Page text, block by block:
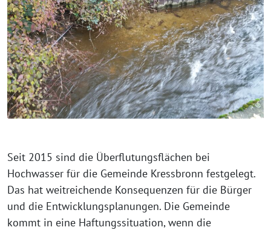
Seit 2015 sind die Überflutungsflächen bei
Hochwasser für die Gemeinde Kressbronn fest­ge­legt.
Das hat weit­rei­chen­de Konsequenzen für die Bürger
und die Entwicklungsplanungen. Die Gemeinde
kommt in eine Haftungssituation, wenn die